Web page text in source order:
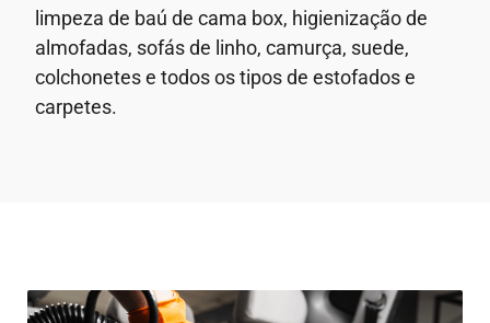
limpeza de baú de cama box, higienização de
almofadas, sofás de linho, camurça, suede,
colchonetes e todos os tipos de estofados e
carpetes.